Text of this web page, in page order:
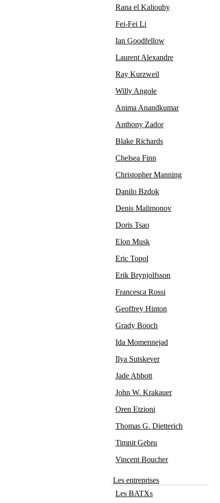
Rana el Kaliouby
Fei-Fei Li
Ian Goodfellow
Laurent Alexandre
Ray Kurzweil
Willy Angole
Anima Anandkumar
Anthony Zador
Blake Richards
Chelsea Finn
Christopher Manning
Danilo Bzdok
Denis Malimonov
Doris Tsao
Elon Musk
Eric Topol
Erik Brynjolfsson
Francesca Rossi
Geoffrey Hinton
Grady Booch
Ida Momennejad
Ilya Sutskever
Jade Abbott
John W. Krakauer
Oren Etzioni
Thomas G. Dietterich
Timnit Gebru
Vincent Boucher
Les entreprises
Les BATXs